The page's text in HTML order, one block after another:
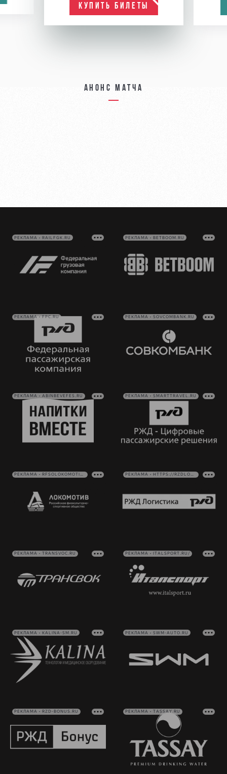
КУПИТЬ БИЛЕТЫ
Анонс матча
РЕКЛАМА • RAILFGK.RU РЕКЛАМА • BETBOOM.RU
РЕКЛАМА • FPC.RU РЕКЛАМА • SOVCOMBANK.RU
РЕКЛАМА • ABINBEVEFES.RU РЕКЛАМА • SMARTTRAVEL.RU
РЕКЛАМА • RFSOLOKOMOTIV.RU РЕКЛАМА • HTTPS://RZDLOG.RU/
РЕКЛАМА • TRANSVOC.RU РЕКЛАМА • ITALSPORT.RU/
РЕКЛАМА • KALINA-SM.RU РЕКЛАМА • SWM-AUTO.RU
РЕКЛАМА • RZD-BONUS.RU РЕКЛАМА • TASSAY.RU